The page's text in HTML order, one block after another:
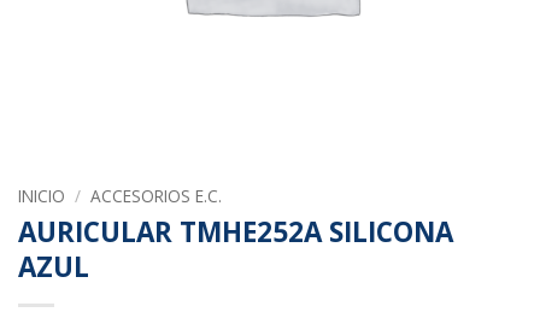
INICIO / ACCESORIOS E.C.
AURICULAR TMHE252A SILICONA
AZUL